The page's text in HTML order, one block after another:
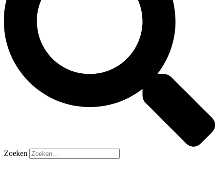
Zoeken